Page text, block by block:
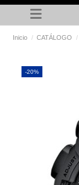
Inicio CATÁLOGO
-20%